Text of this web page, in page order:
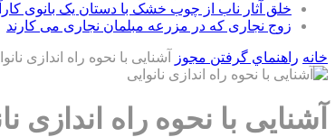
خلق آثار ناب از چوب خشک با دستان یک بانوی
زوج نجاری که در مزرعه مبلمان نجاری می کارند
خانه راهنماي گرفتن مجوز آشنایی با نحوه راه اندازی
آشنایی با نحوه راه اندازی